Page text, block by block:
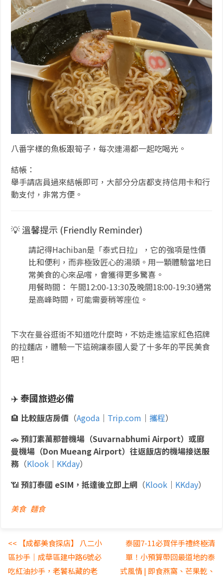
八番字樣的魚板跟筍子，每次連湯都一起吃喝光。
結帳：
舉手請店員過來結帳即可，大部分分店都支持信用卡和行
動支付，非常方便。
💡 溫馨提示 (Friendly Reminder)
請記得Hachiban是「泰式日拉」，它的強項是性價
比和便利，而非極致匠心的湯頭。用一顆體驗當地日
常美食的心來品嚐，會獲得更多驚喜。
用餐時間： 午間12:00-13:30及晚間18:00-19:30通常
是高峰時間，可能需要稍等座位。
下次在曼谷逛街不知道吃什麼時，不妨走進這家紅色招牌
的拉麵店，體驗一下這碗讓泰國人愛了十多年的平民美食
吧！
✈️泰國旅遊必備
🏨 比較飯店房價 （Agoda ｜ Trip.com ｜ 攜程）
🚗 預訂素萬那普機場（Suvarnabhumi Airport）或廊
曼機場（Don Mueang Airport）往返飯店的機場接送服
務 （Klook ｜ KKday）
📶 預訂泰國 eSIM，抵達後立即上網 （Klook ｜ KKday）
美食 麵食
<< 【成都美食探店】 八二小
區抄手｜成華區建中路6號必
吃紅油抄手，老饕私藏的老
泰國7-11必買伴手禮終極清
單！小預算帶回最道地的泰
式風情 | 即食燕窩、芒果乾、